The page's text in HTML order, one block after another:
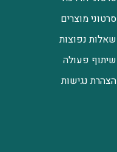
סרטוני מוצרים
שאלות נפוצות
שיתוף פעולה
הצהרת נגישות